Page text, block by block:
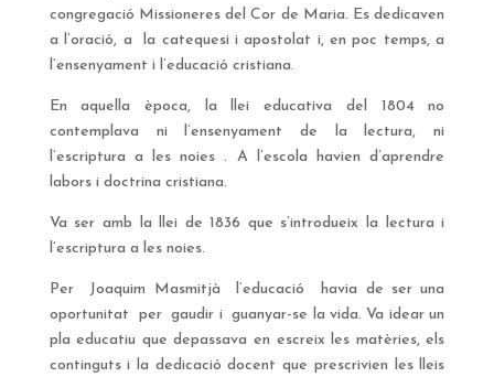
congregació Missioneres del Cor de Maria. Es dedicaven
a l’oració, a la catequesi i apostolat i, en poc temps, a
l’ensenyament i l’educació cristiana.
En aquella època, la llei educativa del 1804 no
contemplava ni l’ensenyament de la lectura, ni
l’escriptura a les noies . A l’escola havien d’aprendre
labors i doctrina cristiana.
Va ser amb la llei de 1836 que s’introdueix la lectura i
l’escriptura a les noies.
Per Joaquim Masmitjà l’educació havia de ser una
oportunitat per gaudir i guanyar-se la vida. Va idear un
pla educatiu que depassava en escreix les matèries, els
continguts i la dedicació docent que prescrivien les lleis